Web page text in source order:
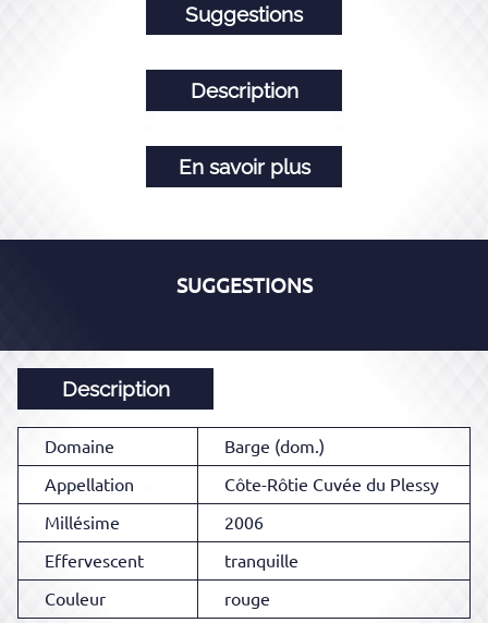
Suggestions
Description
En savoir plus
SUGGESTIONS
Description
Domaine
Barge (dom.)
Appellation
Côte-Rôtie Cuvée du Plessy
Millésime
2006
Effervescent
tranquille
Couleur
rouge